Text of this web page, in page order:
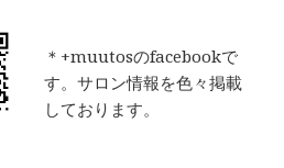
＊+muutosのfacebookで
す。サロン情報を色々掲載
しております。